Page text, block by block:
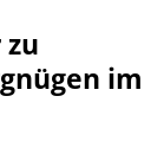
zu
im